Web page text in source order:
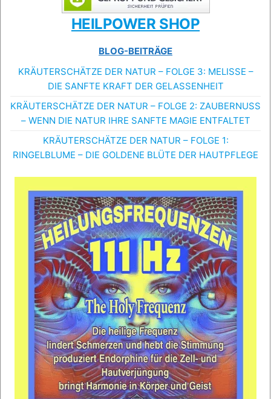
HEILPOWER SHOP
BLOG-BEITRÄGE
KRÄUTERSCHÄTZE DER NATUR – FOLGE 3: MELISSE –
DIE SANFTE KRAFT DER GELASSENHEIT
KRÄUTERSCHÄTZE DER NATUR – FOLGE 2: ZAUBERNUSS
– WENN DIE NATUR IHRE SANFTE MAGIE ENTFALTET
KRÄUTERSCHÄTZE DER NATUR – FOLGE 1:
RINGELBLUME – DIE GOLDENE BLÜTE DER HAUTPFLEGE